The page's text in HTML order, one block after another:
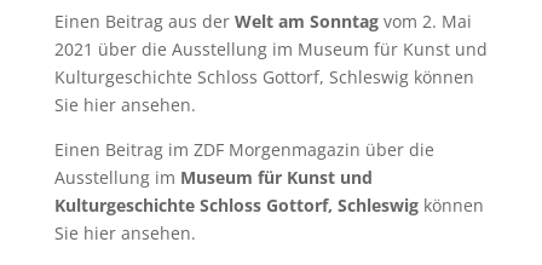
Einen Beitrag aus der Welt am Sonntagvom 2. Mai
2021 über die Ausstellung im Museum für Kunst und
Kulturgeschichte Schloss Gottorf, Schleswig können
Sie hieransehen.
Einen Beitrag im ZDF Morgenmagazin über die
Ausstellung im Museum für Kunst und
Kulturgeschichte Schloss Gottorf, Schleswigkönnen
Sie hieransehen.